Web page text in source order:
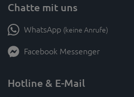
Chatte mit uns
WhatsApp (keine Anrufe)
Facebook Messenger
Hotline & E-Mail